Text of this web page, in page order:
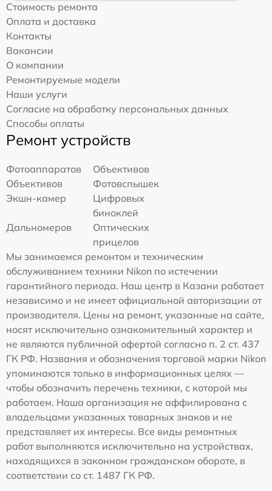
Стоимость ремонта
Оплата и доставка
Контакты
Вакансии
О компании
Ремонтируемые модели
Наши услуги
Согласие на обработку персональных данных
Способы оплаты
Ремонт устройств
Фотоаппаратов
Объективов
Объективов
Фотовспышек
Экшн-камер
Цифровых
биноклей
Дальномеров
Оптических
прицелов
Мы занимаемся ремонтом и техническим
обслуживанием техники Nikon по истечении
гарантийного периода. Наш центр в Казани работает
независимо и не имеет официальной авторизации от
производителя. Цены на ремонт, указанные на сайте,
носят исключительно ознакомительный характер и
не являются публичной офертой согласно п. 2 ст. 437
ГК РФ. Названия и обозначения торговой марки Nikon
упоминаются только в информационных целях —
чтобы обозначить перечень техники, с которой мы
работаем. Наша организация не аффилирована с
владельцами указанных товарных знаков и не
представляет их интересы. Все виды ремонтных
работ выполняются исключительно на устройствах,
находящихся в законном гражданском обороте, в
соответствии со ст. 1487 ГК РФ.